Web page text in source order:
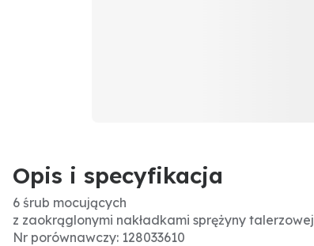
Opis i specyfikacja
6 śrub mocujących
z zaokrąglonymi nakładkami sprężyny talerzowej
Nr porównawczy: 128033610